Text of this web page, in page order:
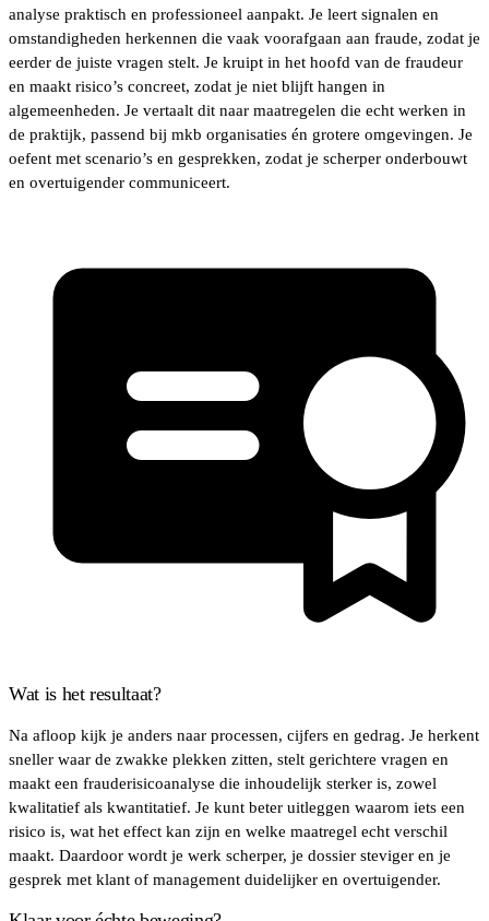
analyse praktisch en professioneel aanpakt. Je leert signalen en
omstandigheden herkennen die vaak voorafgaan aan fraude, zodat je
eerder de juiste vragen stelt. Je kruipt in het hoofd van de fraudeur
en maakt risico’s concreet, zodat je niet blijft hangen in
algemeenheden. Je vertaalt dit naar maatregelen die echt werken in
de praktijk, passend bij mkb organisaties én grotere omgevingen. Je
oefent met scenario’s en gesprekken, zodat je scherper onderbouwt
en overtuigender communiceert.
Wat is het resultaat?
Na afloop kijk je anders naar processen, cijfers en gedrag. Je herkent
sneller waar de zwakke plekken zitten, stelt gerichtere vragen en
maakt een frauderisicoanalyse die inhoudelijk sterker is, zowel
kwalitatief als kwantitatief. Je kunt beter uitleggen waarom iets een
risico is, wat het effect kan zijn en welke maatregel echt verschil
maakt. Daardoor wordt je werk scherper, je dossier steviger en je
gesprek met klant of management duidelijker en overtuigender.